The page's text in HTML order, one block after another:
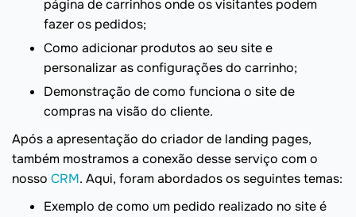
página de carrinhos onde os visitantes podem
fazer os pedidos;
Como adicionar produtos ao seu site e
personalizar as configurações do carrinho;
Demonstração de como funciona o site de
compras na visão do cliente.
Após a apresentação do criador de landing pages,
também mostramos a conexão desse serviço com o
nosso CRM. Aqui, foram abordados os seguintes temas:
Exemplo de como um pedido realizado no site é